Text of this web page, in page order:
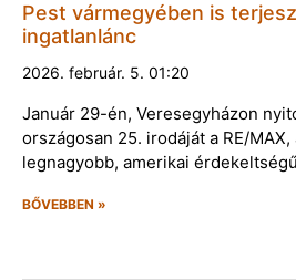
Pest vármegyében is
ingatlanlánc
2026. február. 5. 01:20
Január 29-én, Veresegyházon
országosan 25. irodáját a RE/
legnagyobb, amerikai
BŐVEBBEN »